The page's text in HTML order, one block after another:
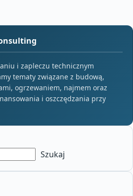
i zapleczu technicznym
tematy związane z budową,
ogrzewaniem, najmem oraz
i oszczędzania przy
Szukaj